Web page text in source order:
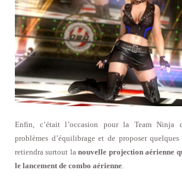
Enfin, c’était l’occasion pour la Team Ninja
problèmes d’équilibrage et de proposer
retiendra surtout lanouvelle projection aérienne
le lancement de combo aérienne.